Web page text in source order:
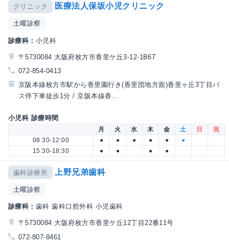
クリニック 医療法人保坂小児クリニック
土曜診察
診療科： 小児科
〒5730084 大阪府枚方市香里ケ丘3-12-1B67
072-854-0413
京阪本線枚方市駅から香里園行き(香里団地方面)香里ヶ丘3丁目バ
ス停下車徒歩1分 / 京阪本線香...
小児科 診療時間
月 火 水 木 金 土 日
祝
08:30-12:00
● ● ● ● ●
●
15:30-18:30
● ● ● ●
歯科診療所 上野兄弟歯科
土曜診察
診療科： 歯科 歯科口腔外科 小児歯科
〒5730084 大阪府枚方市香里ケ丘12丁目22番11号
072-807-8461